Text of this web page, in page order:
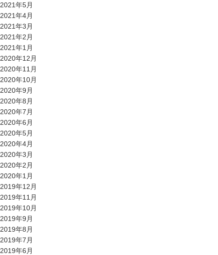
2021年5月
2021年4月
2021年3月
2021年2月
2021年1月
2020年12月
2020年11月
2020年10月
2020年9月
2020年8月
2020年7月
2020年6月
2020年5月
2020年4月
2020年3月
2020年2月
2020年1月
2019年12月
2019年11月
2019年10月
2019年9月
2019年8月
2019年7月
2019年6月